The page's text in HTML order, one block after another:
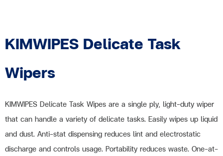
KIMWIPES Delicate Task
Wipers
KIMWIPES Delicate Task Wipes are a single ply, light-duty wiper
that can handle a variety of delicate tasks. Easily wipes up liquid
and dust. Anti-stat dispensing reduces lint and electrostatic
discharge and controls usage. Portability reduces waste. One-at-